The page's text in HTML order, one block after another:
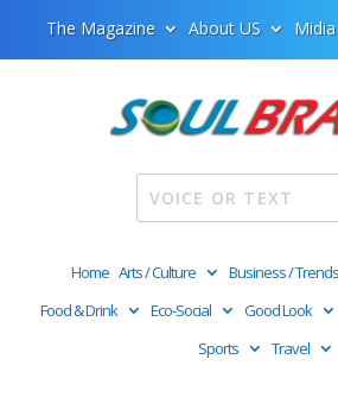
The Magazine About US
Home Arts / Culture Business / Trends
Food & Drink
Eco-Social Good Look
Sports
Travel